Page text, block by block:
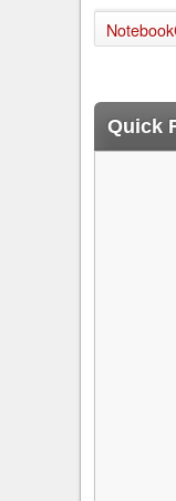
Quick